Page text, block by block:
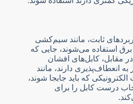
ثابت، مانند سیم‌کشی
برق استفاده می‌شوند، جایی که
مقابل، کابل‌های افشان
انعطاف‌پذیری دارند، مانند
که باید جابجا شوند،
درست کابل را برای